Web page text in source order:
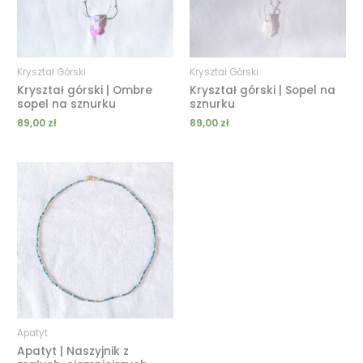
Kryształ Górski
Kryształ górski | Ombre
sopel na sznurku
89,00 zł
Kryształ Górski
Kryształ górski | Sopel na
sznurku
89,00 zł
Apatyt
Apatyt | Naszyjnik z
cen:
od
119,00 zł
189,00 zł